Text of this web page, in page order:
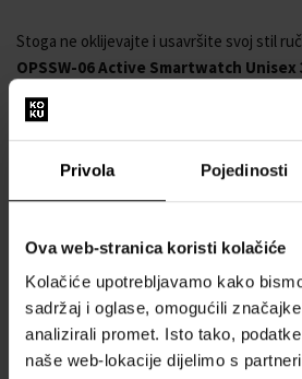
Privola Pojedinosti
Ova web-stranica koristi kolačiće
Kolačiće upotrebljavamo kako
sadržaj i oglase, omogućili
analizirali promet. Isto tako,
naše web-lokacije dijelimo s
Stoga ne oklijevajte i usavršite svoj stil
OPSSW-06 Active Smartwatch Unisex
otkucaja srca, Sat, Minuta,
Funkcija zaustavljanja, Mjerač
zgloba, Obavijesti, GPS tracker
Pokret: Akumulator
Boja brojčanika: Crna
Zaslon: Digitalni